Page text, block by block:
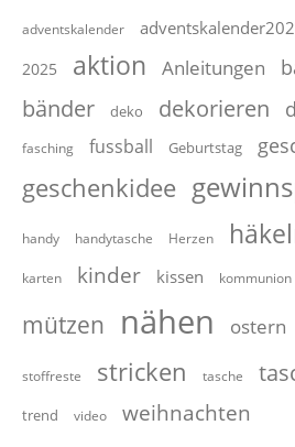
adventskalender
2025
aktion Anleitungen
bänder deko dekorieren
fasching fussball Geburtstag
geschenkidee
handy handytasche Herzen
karten kinder kissen kommunion
mützen nähen ostern
stoffreste stricken tasche
trend video weihnachten